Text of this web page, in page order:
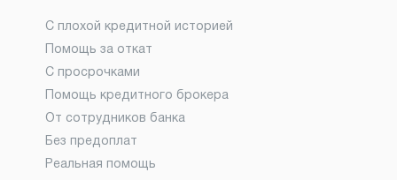
С плохой кредитной историей
Помощь за откат
С просрочками
Помощь кредитного брокера
От сотрудников банка
Без предоплат
Реальная помощь